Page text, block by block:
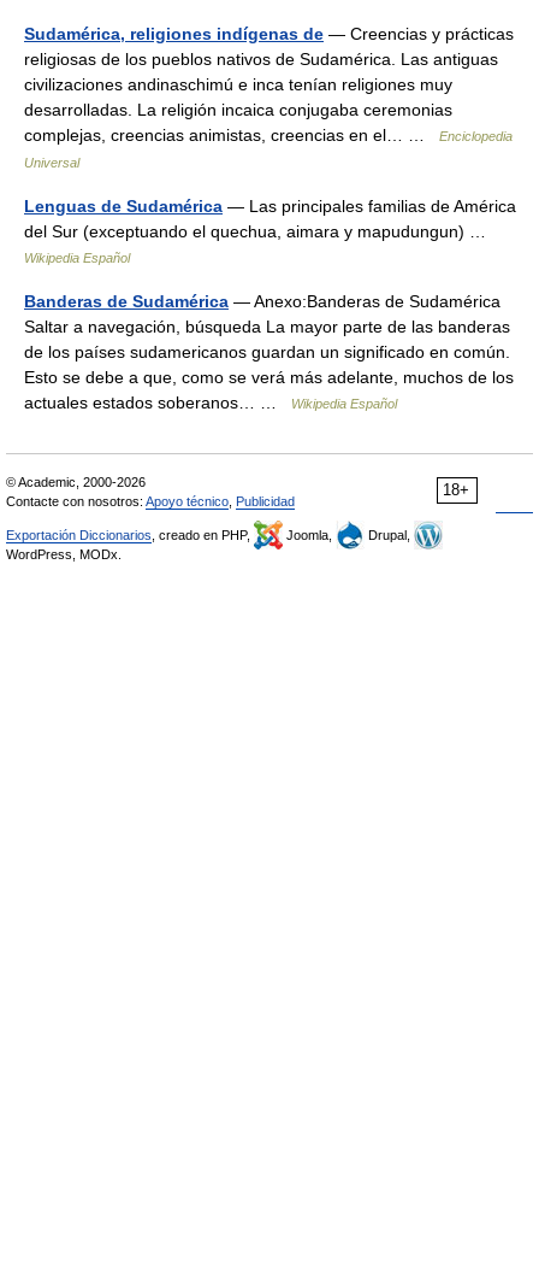
Sudamérica, religiones indígenas de — Creencias y prácticas
religiosas de los pueblos nativos de Sudamérica. Las antiguas
civilizaciones andinaschimú e inca tenían religiones muy
desarrolladas. La religión incaica conjugaba ceremonias
complejas, creencias animistas, creencias en el… …
Enciclopedia
Universal
Lenguas de Sudamérica — Las principales familias de América
del Sur (exceptuando el quechua, aimara y mapudungun) …
Wikipedia Español
Banderas de Sudamérica — Anexo:Banderas de Sudamérica
Saltar a navegación, búsqueda La mayor parte de las banderas
de los países sudamericanos guardan un significado en común.
Esto se debe a que, como se verá más adelante, muchos de los
actuales estados soberanos… …
Wikipedia Español
18+
© Academic, 2000-2026
Contacte con nosotros: Apoyo técnico Publicidad
Exportación Diccionarios , creado en PHP, Joomla,
Drupal,
WordPress, MODx.